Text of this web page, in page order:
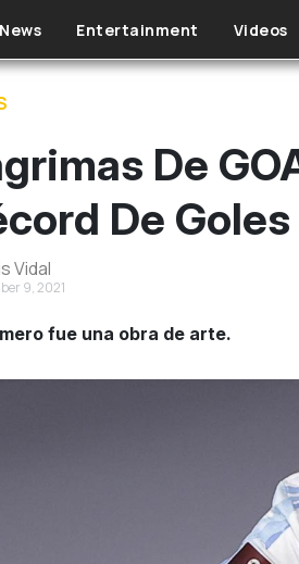
News Entertainment Videos
De
De
Vidal
9, 2021
fue una obra de arte.